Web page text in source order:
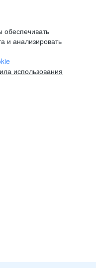
и анализировать
использования